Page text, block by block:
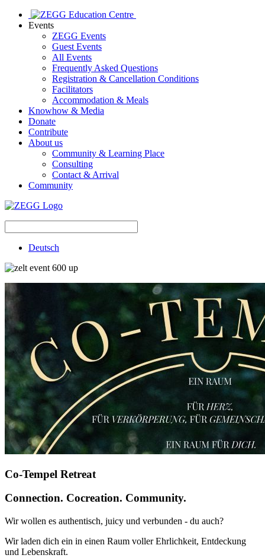
Events
ZEGG Events
Guest Events
All Events
Frequently Asked Questions
Registration & Cancellation Conditions
Facilitators
Accommodation & Meals
Knowhow & Media
Donate
Contribute
About us
Community & Learning Place
Consulting
Contact & Arrival
Community
Deutsch
Co-Tempel Retreat
Connection. Cocreation. Community.
Wir wollen es authentisch, juicy und verbunden - du auch?
Wir laden dich ein in einen Raum voller Ehrlichkeit, Entdeckung
und Lebenskraft.